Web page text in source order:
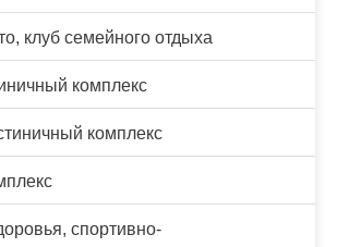
клуб семейного отдыха
комплекс
комплекс
спортивно-